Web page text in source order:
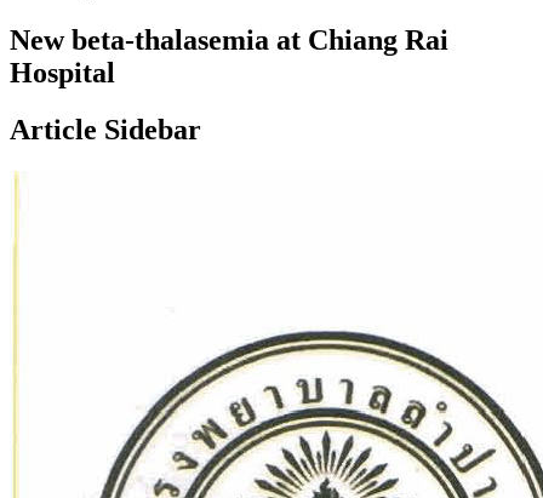
New beta-thalasemia at Chiang Rai
Hospital
Article Sidebar